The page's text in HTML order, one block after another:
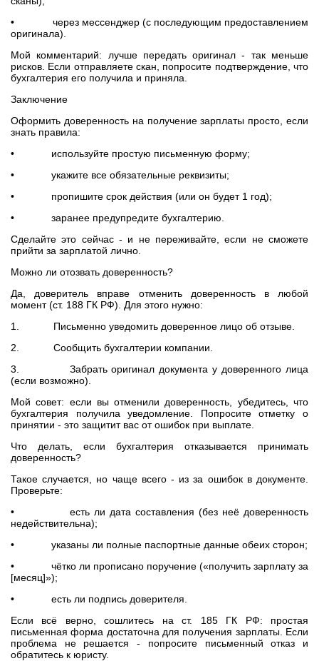
• через мессенджер (с последующим предоставлением
оригинала).
Мой комментарий: лучше передать оригинал - так меньше
рисков. Если отправляете скан, попросите подтверждение, что
бухгалтерия его получила и приняла.
Заключение
Оформить доверенность на получение зарплаты просто, если
знать правила:
• используйте простую письменную форму;
• укажите все обязательные реквизиты;
• пропишите срок действия (или он будет 1 год);
• заранее предупредите бухгалтерию.
Сделайте это сейчас - и не переживайте, если не сможете
прийти за зарплатой лично.
Можно ли отозвать доверенность?
Да, доверитель вправе отменить доверенность в любой
момент (ст. 188 ГК РФ). Для этого нужно:
1. Письменно уведомить доверенное лицо об отзыве.
2. Сообщить бухгалтерии компании.
3. Забрать оригинал документа у доверенного лица
(если возможно).
Мой совет: если вы отменили доверенность, убедитесь, что
бухгалтерия получила уведомление. Попросите отметку о
принятии - это защитит вас от ошибок при выплате.
Что делать, если бухгалтерия отказывается принимать
доверенность?
Такое случается, но чаще всего - из за ошибок в документе.
Проверьте:
• есть ли дата составления (без неё доверенность
недействительна);
• указаны ли полные паспортные данные обеих сторон;
• чётко ли прописано поручение («получить зарплату за
[месяц]»);
• есть ли подпись доверителя.
Если всё верно, сошлитесь на ст. 185 ГК РФ: простая
письменная форма достаточна для получения зарплаты. Если
проблема не решается - попросите письменный отказ и
обратитесь к юристу.